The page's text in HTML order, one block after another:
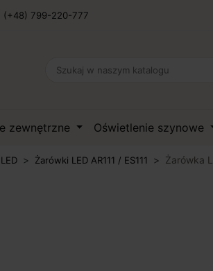
(+48) 799-220-777
zewnętrzne Oświetlenie szynowe
Żarówki LED AR111 / ES111 Żarówka